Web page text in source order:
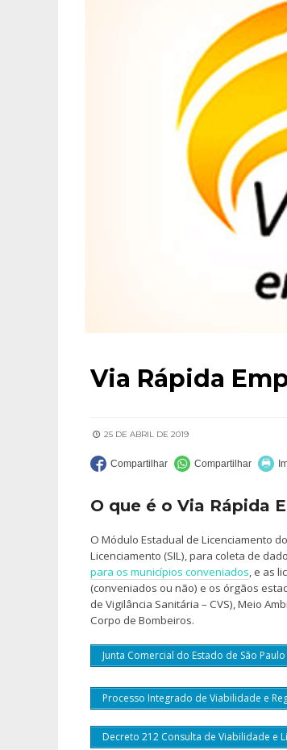
Via Rápida
25 DE ABRIL DE 2019
O que é o Via Rápida
O Módulo Estadual de Licenciamento
Licenciamento (SIL), para coleta de
para os municípios conveniados, e as
(conveniados ou não) e os órgãos
de Vigilância Sanitária – CVS), Meio
Corpo de Bombeiros.
Junta Comercial do Estado de São Paulo
Processo Integrado de Viabilidade e
Decreto 212 Consulta de Viabilidade e